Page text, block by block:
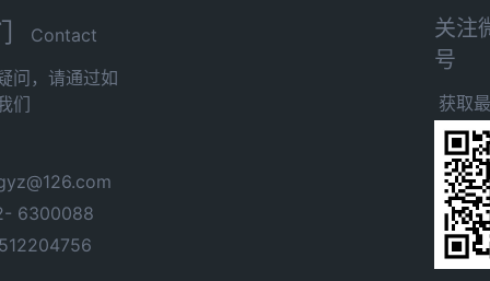
Contact
问，请通过如
们
6300088
关注
号
获取